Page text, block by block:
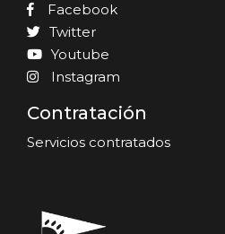
Facebook
Twitter
Youtube
Instagram
Contratación
Servicios contratados